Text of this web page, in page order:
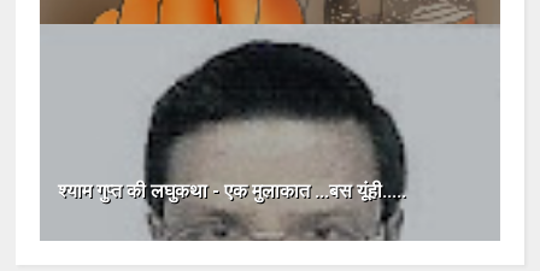
श्याम गुप्त की लघुकथा - एक मुलाकात ...बस यूंही.....